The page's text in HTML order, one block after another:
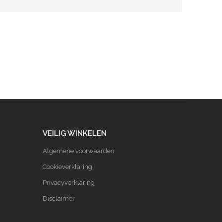
VEILIG WINKELEN
Algemene voorwaarden
Cookieverklaring
Privacyverklaring
Disclaimer